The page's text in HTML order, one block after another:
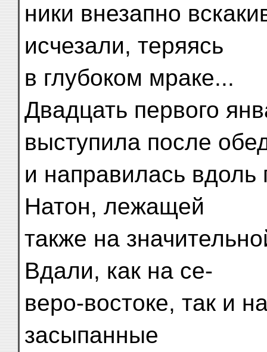
ники внезапно
исчезали, теряясь
в глубоком мраке...
Двадцать первого
выступила после
и направилась
Натон, лежащей
также на
Вдали, как на се-
веро-востоке, так и
засыпанные